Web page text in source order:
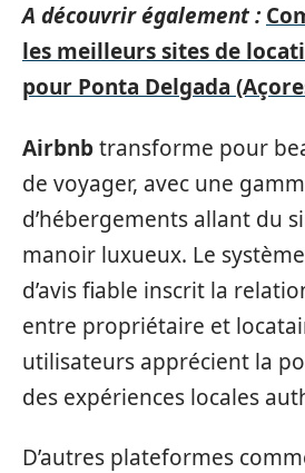
A découvrir également :
les meilleurs sites de
pour Ponta Delgada
Airbnbtransforme pour
de voyager, avec une
d’hébergements allant du
manoir luxueux. Le
d’avis fiable inscrit la
entre propriétaire et
utilisateurs apprécient la
des expériences locales
D’autres plateformes